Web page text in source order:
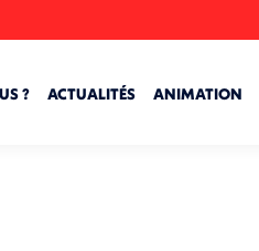
? ACTUALITÉS ANIMATION